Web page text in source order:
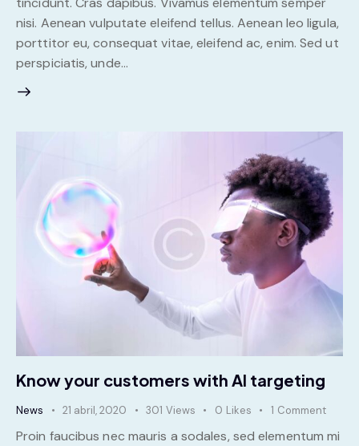
nisi. Aenean vulputate eleifend tellus. Aenean leo ligula,
porttitor eu, consequat vitae, eleifend ac, enim. Sed ut
perspiciatis, unde…
Know your customers with AI targeting
News 21 abril, 2020 301 Views 0 Likes 1 Comment
Proin faucibus nec mauris a sodales, sed elementum mi